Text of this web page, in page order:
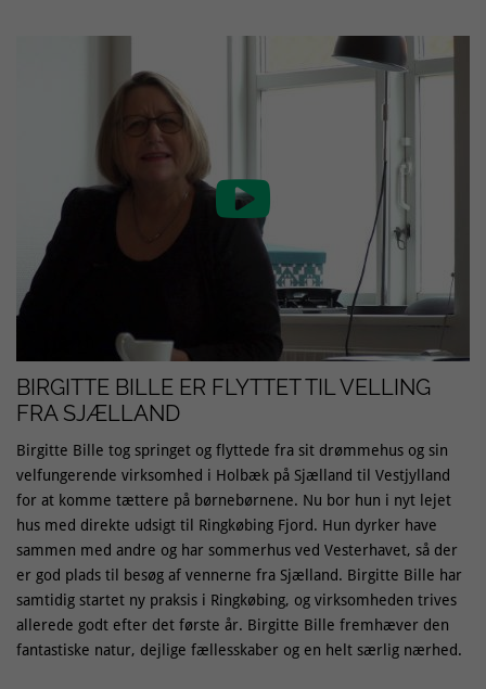

BIRGITTE BILLE ER FLYTTET TIL VELLING
FRA SJÆLLAND
Birgitte Bille tog springet og flyttede fra sit drømmehus og sin
velfungerende virksomhed i Holbæk på Sjælland til Vestjylland
for at komme tættere på børnebørnene. Nu bor hun i nyt lejet
hus med direkte udsigt til Ringkøbing Fjord. Hun dyrker have
sammen med andre og har sommerhus ved Vesterhavet, så der
er god plads til besøg af vennerne fra Sjælland. Birgitte Bille har
samtidig startet ny praksis i Ringkøbing, og virksomheden trives
allerede godt efter det første år. Birgitte Bille fremhæver den
fantastiske natur, dejlige fællesskaber og en helt særlig nærhed.